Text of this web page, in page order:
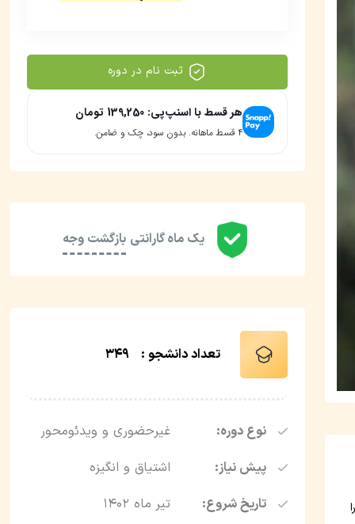
ثبت نام در دوره
هر قسط با اسنپ‌پی: 139,250 تومان
۴ قسط ماهانه. بدون سود، چک و ضامن.
یک ماه گارانتی بازگشت وجه
تعداد دانشجو : 349
نوع دوره:
غیرحضوری و ویدئو‌محور
پیش نیاز:
اشتیاق و انگیزه
تاریخ شروع:
تیر ماه 1402